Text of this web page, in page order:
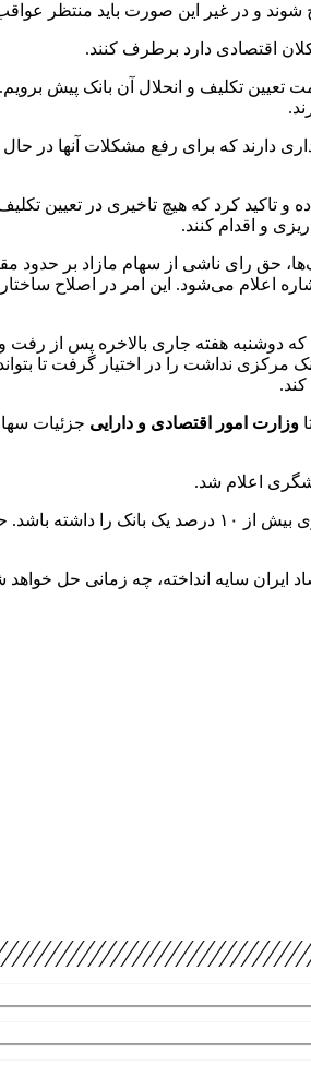
شوند و در غیر این صورت باید منتظر
اقتصادی دارد برطرف کنند.
تعیین تکلیف و انحلال آن بانک پیش
دارند که برای رفع مشکلات آنها در
و تاکید کرد که هیچ تاخیری در تعیین
و اقدام کنند.
کلی اصل ۴۴ قانون اساسی موضوع تملک سهام بانک‌ها، حق رای ناشی
اعلام می‌شود. این امر در اصلاح
دوشنبه هفته جاری بالاخره پس از رفت
نداشت را در اختیار گرفت تا بتواند
وزارت امور اقتصادی و دارایی جزئیات
از سوی دیگر با توجه به اینکه طبق قانون سیاست های کلی اصل ۴۴، هیچ مالک واحدی
سایه انداخته، چه زمانی حل خواهد شد